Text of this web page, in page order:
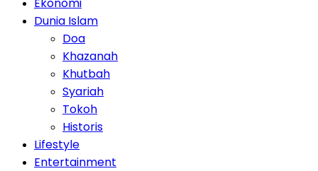
Dunia Islam
Doa
Khazanah
Khutbah
Syariah
Tokoh
Historis
Lifestyle
Entertainment